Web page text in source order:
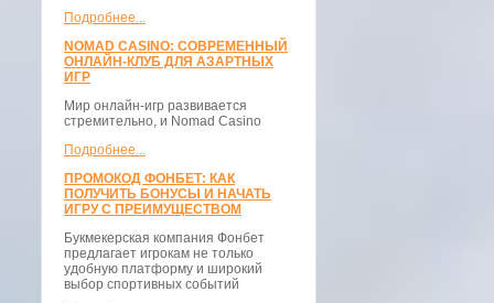
Подробнее...
NOMAD CASINO: СОВРЕМЕННЫЙ
ОНЛАЙН-КЛУБ ДЛЯ АЗАРТНЫХ
ИГР
Мир онлайн-игр развивается
стремительно, и Nomad Casino
Подробнее...
ПРОМОКОД ФОНБЕТ: КАК
ПОЛУЧИТЬ БОНУСЫ И НАЧАТЬ
ИГРУ С ПРЕИМУЩЕСТВОМ
Букмекерская компания Фонбет
предлагает игрокам не только
удобную платформу и широкий
выбор спортивных событий